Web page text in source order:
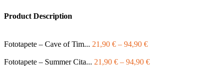
Product Description
Fototapete – Cave of Tim... 21,90 € – 94,90 €
Fototapete – Summer Cita... 21,90 € – 94,90 €